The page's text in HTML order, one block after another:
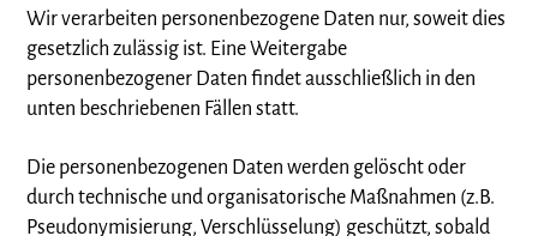
Wir verarbeiten personenbezogene Daten nur, soweit dies
gesetzlich zulässig ist. Eine Weitergabe
personenbezogener Daten findet ausschließlich in den
unten beschriebenen Fällen statt.
Die personenbezogenen Daten werden gelöscht oder
durch technische und organisatorische Maßnahmen (z.B.
Pseudonymisierung, Verschlüsselung) geschützt, sobald